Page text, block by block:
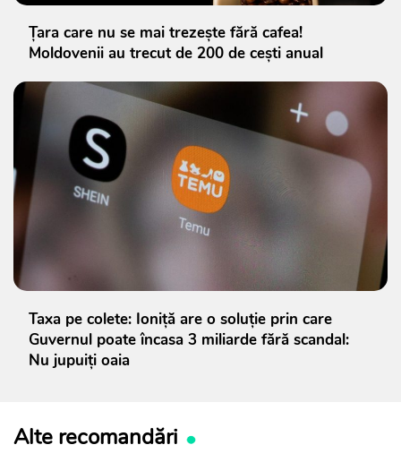
Țara care nu se mai trezește fără cafea!
Moldovenii au trecut de 200 de cești anual
Taxa pe colete: Ioniță are o soluție prin care
Guvernul poate încasa 3 miliarde fără scandal:
Nu jupuiți oaia
Alte recomandări